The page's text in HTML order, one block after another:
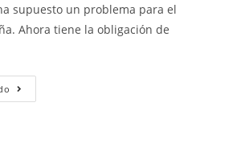
supuesto un problema para el
Ahora tiene la obligación de